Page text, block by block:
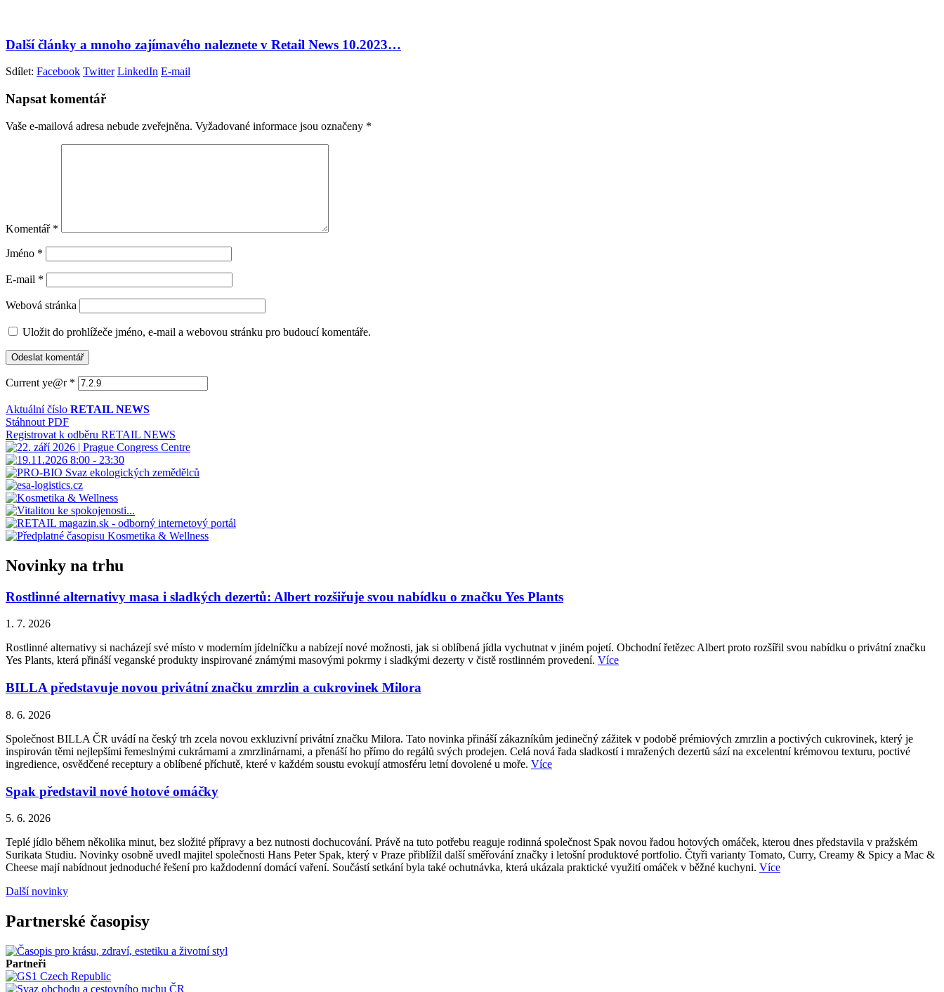
Další články a mnoho zajímavého naleznete v Retail News 10.2023…
Sdílet: Facebook Twitter LinkedIn E-mail
Napsat komentář
Vaše e-mailová adresa nebude zveřejněna. Vyžadované informace jsou označeny *
Komentář *
Jméno *
E-mail *
Webová stránka
Uložit do prohlížeče jméno, e-mail a webovou stránku pro budoucí komentáře.
Current ye@r *
Aktuální číslo RETAIL NEWS
Stáhnout PDF
Registrovat k odběru RETAIL NEWS
Novinky na trhu
Rostlinné alternativy masa i sladkých dezertů: Albert rozšiřuje svou nabídku o značku Yes Plants
1. 7. 2026
Rostlinné alternativy si nacházejí své místo v moderním jídelníčku a nabízejí nové možnosti, jak si oblíbená jídla vychutnat v jiném pojetí. Obchodní řetězec Albert proto rozšířil svou nabídku o privátní značku
Yes Plants, která přináší veganské produkty inspirované známými masovými pokrmy i sladkými dezerty v čistě rostlinném provedení. Více
BILLA představuje novou privátní značku zmrzlin a cukrovinek Milora
8. 6. 2026
Společnost BILLA ČR uvádí na český trh zcela novou exkluzivní privátní značku Milora. Tato novinka přináší zákazníkům jedinečný zážitek v podobě prémiových zmrzlin a poctivých cukrovinek, který je
inspirován těmi nejlepšími řemeslnými cukrárnami a zmrzlinárnami, a přenáší ho přímo do regálů svých prodejen. Celá nová řada sladkostí i mražených dezertů sází na excelentní krémovou texturu, poctivé
ingredience, osvědčené receptury a oblíbené příchutě, které v každém soustu evokují atmosféru letní dovolené u moře. Více
Spak představil nové hotové omáčky
5. 6. 2026
Teplé jídlo během několika minut, bez složité přípravy a bez nutnosti dochucování. Právě na tuto potřebu reaguje rodinná společnost Spak novou řadou hotových omáček, kterou dnes představila v pražském
Surikata Studiu. Novinky osobně uvedl majitel společnosti Hans Peter Spak, který v Praze přiblížil další směřování značky i letošní produktové portfolio. Čtyři varianty Tomato, Curry, Creamy & Spicy a Mac &
Cheese mají nabídnout jednoduché řešení pro každodenní domácí vaření. Součástí setkání byla také ochutnávka, která ukázala praktické využití omáček v běžné kuchyni. Více
Další novinky
Partnerské časopisy
Partneři